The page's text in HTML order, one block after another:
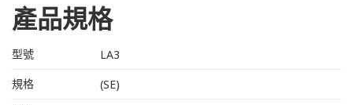
產品規格
型號
LA3
規格
(SE)